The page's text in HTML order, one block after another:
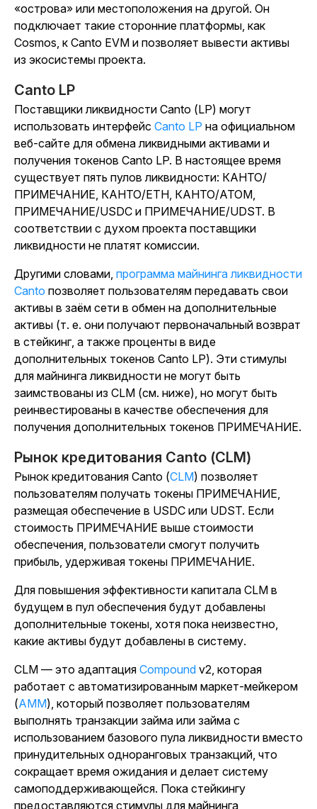
«острова» или местоположения на другой. Он
подключает такие сторонние платформы, как
Cosmos, к Canto EVM и позволяет вывести активы
из экосистемы проекта.
Canto LP
Поставщики ликвидности Canto (LP) могут
использовать интерфейс Canto LP на официальном
веб-сайте для обмена ликвидными активами и
получения токенов Canto LP. В настоящее время
существует пять пулов ликвидности: КАНТО/
ПРИМЕЧАНИЕ, КАНТО/ETH, КАНТО/АТОМ,
ПРИМЕЧАНИЕ/USDC и ПРИМЕЧАНИЕ/UDST. В
соответствии с духом проекта поставщики
ликвидности не платят комиссии.
Другими словами, программа майнинга ликвидности
Canto позволяет пользователям передавать свои
активы в заём сети в обмен на дополнительные
активы (т. е. они получают первоначальный возврат
в стейкинг, а также проценты в виде
дополнительных токенов Canto LP). Эти стимулы
для майнинга ликвидности не могут быть
заимствованы из CLM (см. ниже), но могут быть
реинвестированы в качестве обеспечения для
получения дополнительных токенов ПРИМЕЧАНИЕ.
Рынок кредитования Canto (CLM)
Рынок кредитования Canto (CLM) позволяет
пользователям получать токены ПРИМЕЧАНИЕ,
размещая обеспечение в USDC или UDST. Если
стоимость ПРИМЕЧАНИЕ выше стоимости
обеспечения, пользователи смогут получить
прибыль, удерживая токены ПРИМЕЧАНИЕ.
Для повышения эффективности капитала CLM в
будущем в пул обеспечения будут добавлены
дополнительные токены, хотя пока неизвестно,
какие активы будут добавлены в систему.
CLM — это адаптация Compound v2, которая
работает с автоматизированным маркет-мейкером
(AMM), который позволяет пользователям
выполнять транзакции займа или займа с
использованием базового пула ликвидности вместо
принудительных одноранговых транзакций, что
сокращает время ожидания и делает систему
самоподдерживающейся. Пока стейкингу
предоставляются стимулы для майнинга